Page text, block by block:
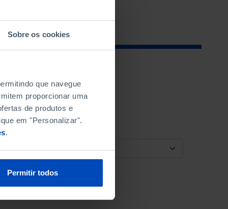
Sobre os cookies
que navegue
proporcionar uma
de produtos e
em "Personalizar".
.
Permitir todos
ORDENAR POR